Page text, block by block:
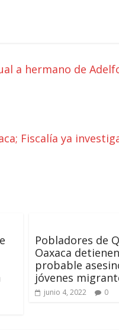
a hermano de
Fiscalía ya
Pobladores de
Oaxaca
probable
jóvenes
junio 4, 2022 0